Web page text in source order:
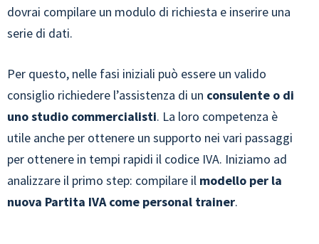
dovrai compilare un modulo di richiesta e inserire una
serie di dati.
Per questo, nelle fasi iniziali può essere un valido
consiglio richiedere l’assistenza di un consulente o di
uno studio commercialisti. La loro competenza è
utile anche per ottenere un supporto nei vari passaggi
per ottenere in tempi rapidi il codice IVA. Iniziamo ad
analizzare il primo step: compilare il modello per la
nuova Partita IVA come personal trainer.